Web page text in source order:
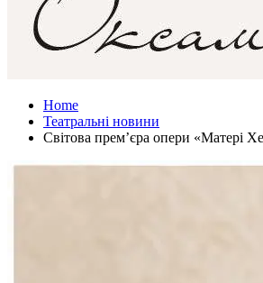
Home
Театральні новини
Світова прем’єра опери «Матері